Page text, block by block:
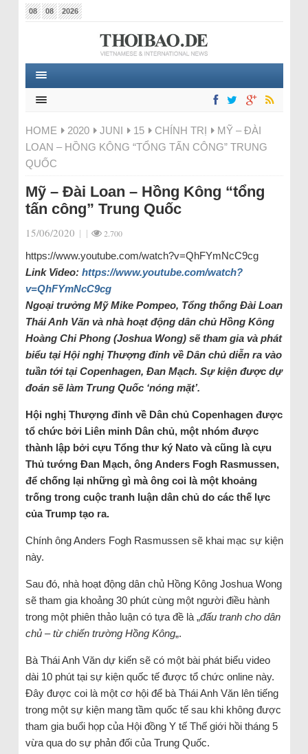
08 08 2026
HOME 2020 JUNI 15 CHÍNH TRỊ
MỸ – ĐÀI
LOAN – HỒNG KÔNG “TỔNG TẤN CÔNG” TRUNG
QUỐC
Mỹ – Đài Loan – Hồng Kông “tổng
tấn công” Trung Quốc
15/06/2020 | | 2.700
https://www.youtube.com/watch?v=QhFYmNcC9cg
Link Video: https://www.youtube.com/watch?
v=QhFYmNcC9cg
Ngoại trưởng Mỹ Mike Pompeo, Tổng thống Đài Loan
Thái Anh Văn và nhà hoạt động dân chủ Hồng Kông
Hoàng Chi Phong (Joshua Wong) sẽ tham gia và phát
biểu tại Hội nghị Thượng đỉnh về Dân chủ diễn ra vào
tuần tới tại Copenhagen, Đan Mạch. Sự kiện được dự
đoán sẽ làm Trung Quốc ‘nóng mặt’.
Hội nghị Thượng đỉnh về Dân chủ Copenhagen được
tổ chức bởi Liên minh Dân chủ, một nhóm được
thành lập bởi cựu Tổng thư ký Nato và cũng là cựu
Thủ tướng Đan Mạch, ông Anders Fogh Rasmussen,
để chống lại những gì mà ông coi là một khoảng
trống trong cuộc tranh luận dân chủ do các thế lực
của Trump tạo ra.
Chính ông Anders Fogh Rasmussen sẽ khai mạc sự kiện
này.
Sau đó, nhà hoạt động dân chủ Hồng Kông Joshua Wong
sẽ tham gia khoảng 30 phút cùng một người điều hành
trong một phiên thảo luận có tựa đề là „đấu tranh cho dân
chủ – từ chiến trường Hồng Kông„.
Bà Thái Anh Văn dự kiến sẽ có một bài phát biểu video
dài 10 phút tại sự kiện quốc tế được tổ chức online này.
Đây được coi là một cơ hội để bà Thái Anh Văn lên tiếng
trong một sự kiện mang tầm quốc tế sau khi không được
tham gia buổi họp của Hội đồng Y tế Thế giới hồi tháng 5
vừa qua do sự phản đối của Trung Quốc.